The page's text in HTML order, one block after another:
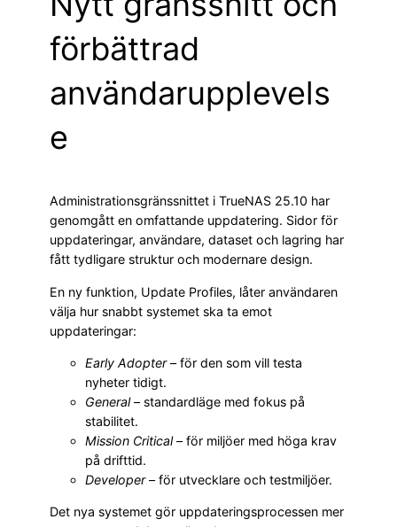
förbättrad
användarupplevels
e
Administrationsgränssnittet i TrueNAS 25.10 har
genomgått en omfattande uppdatering. Sidor för
uppdateringar, användare, dataset och lagring har
fått tydligare struktur och modernare design.
En ny funktion, Update Profiles, låter användaren
välja hur snabbt systemet ska ta emot
uppdateringar:
Early Adopter– för den som vill testa
nyheter tidigt.
General– standardläge med fokus på
stabilitet.
Mission Critical– för miljöer med höga krav
på drifttid.
Developer– för utvecklare och testmiljöer.
Det nya systemet gör uppdateringsprocessen mer